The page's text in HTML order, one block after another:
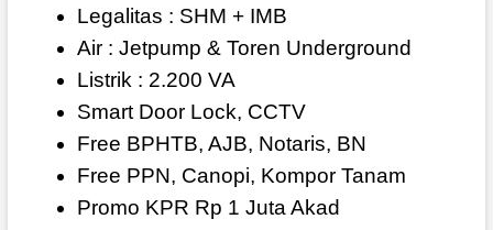
Legalitas : SHM + IMB
Air : Jetpump & Toren Underground
Listrik : 2.200 VA
Smart Door Lock, CCTV
Free BPHTB, AJB, Notaris, BN
Free PPN, Canopi, Kompor Tanam
Promo KPR Rp 1 Juta Akad